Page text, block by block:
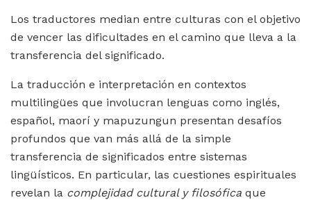
Los traductores median entre culturas con el objetivo
de vencer las dificultades en el camino que lleva a la
transferencia del significado.
La traducción e interpretación en contextos
multilingües que involucran lenguas como inglés,
español, maorí y mapuzungun presentan desafíos
profundos que van más allá de la simple
transferencia de significados entre sistemas
lingüísticos. En particular, las cuestiones espirituales
revelan la complejidad cultural y filosófica que